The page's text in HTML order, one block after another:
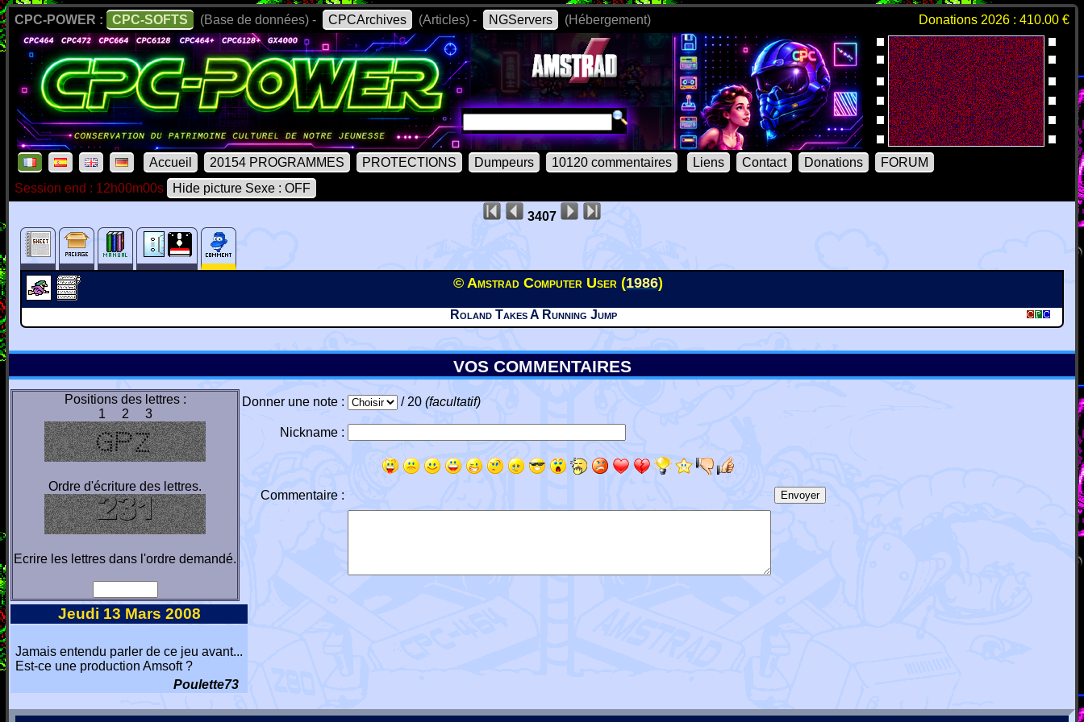
CPC-POWER : CPC-SOFTS (Base de données) - CPCArchives (Articles) - NGServers (Hébergement) Donations 2026 : 410.00 €
Accueil 20154 PROGRAMMES PROTECTIONS Dumpeurs 10120 commentaires Liens Contact Donations
FORUM
Session end : 12h00m00s
Hide picture Sexe : OFF
3407
© Amstrad Computer User (1986)
Roland Takes A Running Jump
VOS COMMENTAIRES
Positions des lettres :
1 2 3
Ordre d'écriture des lettres.
Ecrire les lettres dans l'ordre demandé.
Donner une note : / 20 (facultatif)
Nickname :
Commentaire :
Jeudi 13 Mars 2008
Jamais entendu parler de ce jeu avant...
Est-ce une production Amsoft ?
Poulette73